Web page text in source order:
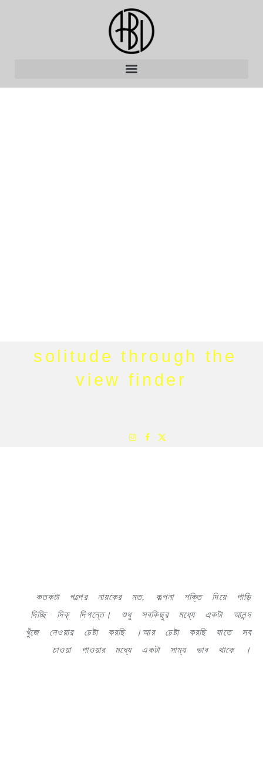
solitude through the
view finder
Instagram
Facebook
X
কতকটা গল্পের নায়কের মত, কল্পনা শক্তি দিয়ে পাড়ি
দিচ্ছি দিক্ দিগন্তে। শুধু সবকিছুর মধ্যে একটা আনন্দ
খুঁজে নেওয়ার চেষ্টা করছি ।আর চেষ্টা করছি যাতে সব
চাওয়া পাওয়ার মধ্যে একটা সাম্য ভাব থাকে ।